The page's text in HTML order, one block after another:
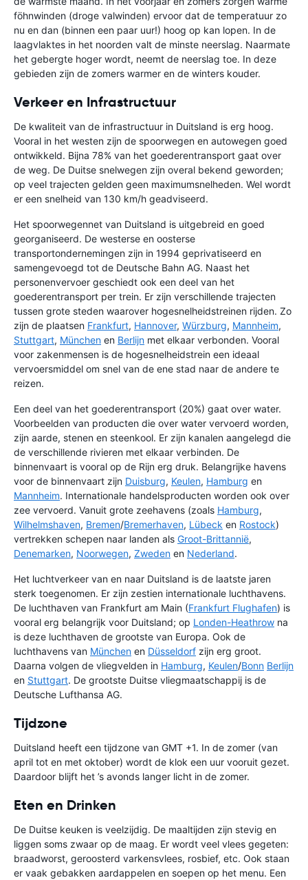
föhnwinden (droge valwinden) ervoor dat de temperatuur zo
nu en dan (binnen een paar uur!) hoog op kan lopen. In de
laagvlaktes in het noorden valt de minste neerslag. Naarmate
het gebergte hoger wordt, neemt de neerslag toe. In deze
gebieden zijn de zomers warmer en de winters kouder.
Verkeer en Infrastructuur
De kwaliteit van de infrastructuur in Duitsland is erg hoog.
Vooral in het westen zijn de spoorwegen en autowegen goed
ontwikkeld. Bijna 78% van het goederentransport gaat over
de weg. De Duitse snelwegen zijn overal bekend geworden;
op veel trajecten gelden geen maximumsnelheden. Wel wordt
er een snelheid van 130 km/h geadviseerd.
Het spoorwegennet van Duitsland is uitgebreid en goed
georganiseerd. De westerse en oosterse
transportondernemingen zijn in 1994 geprivatiseerd en
samengevoegd tot de Deutsche Bahn AG. Naast het
personenvervoer geschiedt ook een deel van het
goederentransport per trein. Er zijn verschillende trajecten
tussen grote steden waarover hogesnelheidstreinen rijden. Zo
zijn de plaatsen Frankfurt, Hannover, Würzburg, Mannheim,
Stuttgart, München en Berlijn met elkaar verbonden. Vooral
voor zakenmensen is de hogesnelheidstrein een ideaal
vervoersmiddel om snel van de ene stad naar de andere te
reizen.
Een deel van het goederentransport (20%) gaat over water.
Voorbeelden van producten die over water vervoerd worden,
zijn aarde, stenen en steenkool. Er zijn kanalen aangelegd die
de verschillende rivieren met elkaar verbinden. De
binnenvaart is vooral op de Rijn erg druk. Belangrijke havens
voor de binnenvaart zijn Duisburg, Keulen, Hamburg en
Mannheim. Internationale handelsproducten worden ook over
zee vervoerd. Vanuit grote zeehavens (zoals Hamburg,
Wilhelmshaven, Bremen/Bremerhaven, Lübeck en Rostock)
vertrekken schepen naar landen als Groot-Brittannië,
Denemarken, Noorwegen, Zweden en Nederland.
Het luchtverkeer van en naar Duitsland is de laatste jaren
sterk toegenomen. Er zijn zestien internationale luchthavens.
De luchthaven van Frankfurt am Main (Frankfurt Flughafen) is
vooral erg belangrijk voor Duitsland; op Londen-Heathrow na
is deze luchthaven de grootste van Europa. Ook de
luchthavens van München en Düsseldorf zijn erg groot.
Daarna volgen de vliegvelden in Hamburg, Keulen/Bonn Berlijn
en Stuttgart. De grootste Duitse vliegmaatschappij is de
Deutsche Lufthansa AG.
Tijdzone
Duitsland heeft een tijdzone van GMT +1. In de zomer (van
april tot en met oktober) wordt de klok een uur vooruit gezet.
Daardoor blijft het ’s avonds langer licht in de zomer.
Eten en Drinken
De Duitse keuken is veelzijdig. De maaltijden zijn stevig en
liggen soms zwaar op de maag. Er wordt veel vlees gegeten:
braadworst, geroosterd varkensvlees, rosbief, etc. Ook staan
er vaak gebakken aardappelen en soepen op het menu. Een